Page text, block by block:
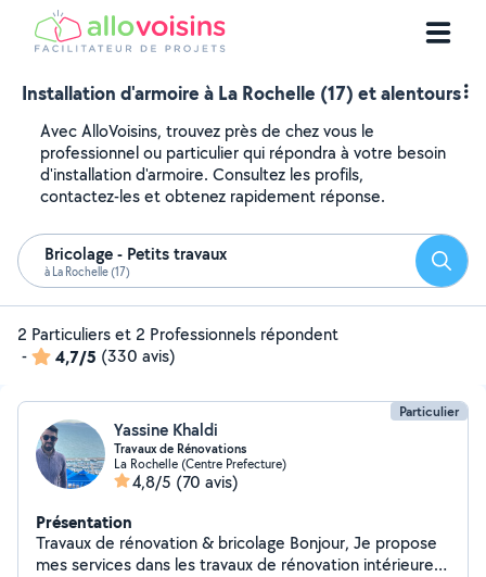
Installation d'armoire à La Rochelle (17) et alentours
Avec AlloVoisins, trouvez près de chez vous le
professionnel ou particulier qui répondra à votre besoin
d'installation d'armoire. Consultez les profils,
contactez-les et obtenez rapidement réponse.
Bricolage - Petits travaux
à La Rochelle (17)
2 Particuliers et 2 Professionnels répondent
-
4,7/5 (330 avis)
Particulier
Yassine Khaldi
Travaux de Rénovations
La Rochelle (Centre Prefecture)
4,8/5 (70 avis)
Présentation
Travaux de rénovation & bricolage Bonjour, Je propose
mes services dans les travaux de rénovation intérieure